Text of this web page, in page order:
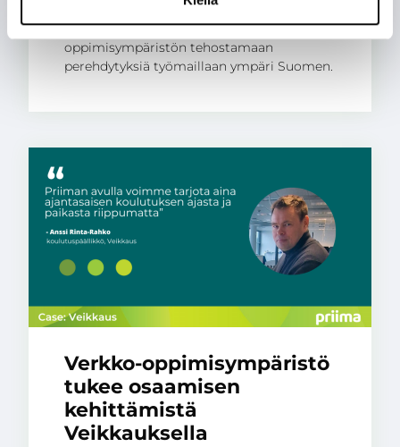
Asfalttikallio hankki Priima-
oppimisympäristön tehostamaan
perehdytyksiä työmaillaan ympäri Suomen.
Verkko-oppimisympäristö
tukee osaamisen
kehittämistä
Veikkauksella